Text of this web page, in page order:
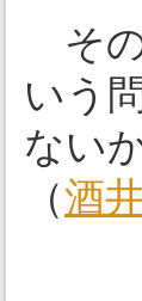
その
いう
な
（酒